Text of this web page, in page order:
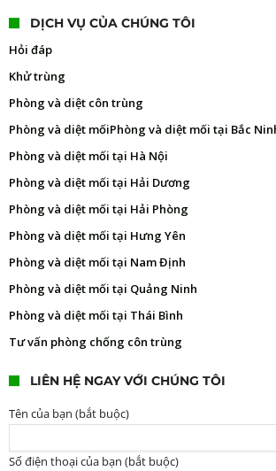
DỊCH VỤ CỦA CHÚNG TÔI
Hỏi đáp
Khử trùng
Phòng và diệt côn trùng
Phòng và diệt mốiPhòng và diệt mối tại Bắc
Phòng và diệt mối tại Hà Nội
Phòng và diệt mối tại Hải Dương
Phòng và diệt mối tại Hải Phòng
Phòng và diệt mối tại Hưng Yên
Phòng và diệt mối tại Nam Định
Phòng và diệt mối tại Quảng Ninh
Phòng và diệt mối tại Thái Bình
Tư vấn phòng chống côn trùng
LIÊN HỆ NGAY VỚI CHÚNG TÔI
Tên của bạn (bắt buộc)
Số điện thoại của bạn (bắt buộc)